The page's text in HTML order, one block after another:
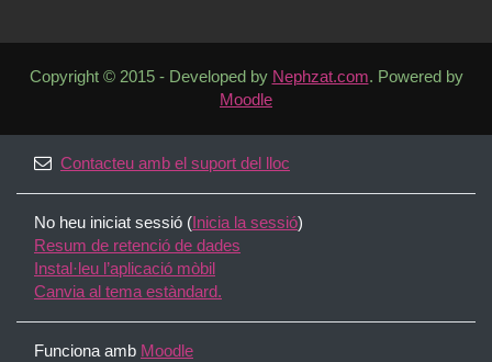
Copyright © 2015 - Developed by Nephzat.com. Powered by
Moodle
Contacteu amb el suport del lloc
No heu iniciat sessió ( Inicia la sessió)
Resum de retenció de dades
Instal·leu l’aplicació mòbil
Canvia al tema estàndard.
Funciona amb Moodle